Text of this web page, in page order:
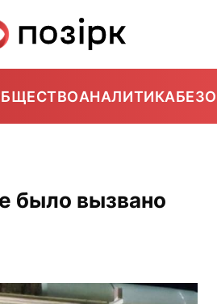
АНАЛИТИКА
было вызвано